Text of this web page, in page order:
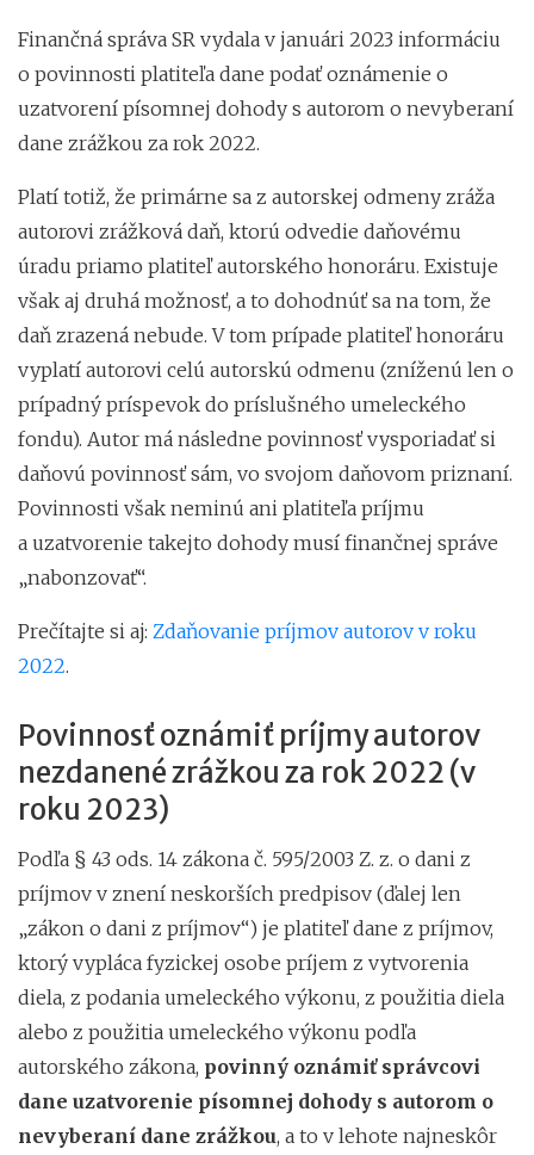
Finančná správa SR vydala v januári 2023 informáciu
o povinnosti platiteľa dane podať oznámenie o
uzatvorení písomnej dohody s autorom o nevyberaní
dane zrážkou za rok 2022.
Platí totiž, že primárne sa z autorskej odmeny zráža
autorovi zrážková daň, ktorú odvedie daňovému
úradu priamo platiteľ autorského honoráru. Existuje
však aj druhá možnosť, a to dohodnúť sa na tom, že
daň zrazená nebude. V tom prípade platiteľ honoráru
vyplatí autorovi celú autorskú odmenu (zníženú len o
prípadný príspevok do príslušného umeleckého
fondu). Autor má následne povinnosť vysporiadať si
daňovú povinnosť sám, vo svojom daňovom priznaní.
Povinnosti však neminú ani platiteľa príjmu
a uzatvorenie takejto dohody musí finančnej správe
„nabonzovať“.
Prečítajte si aj: Zdaňovanie príjmov autorov v roku
2022.
Povinnosť oznámiť príjmy autorov
nezdanené zrážkou za rok 2022 (v
roku 2023)
Podľa § 43 ods. 14 zákona č. 595/2003 Z. z. o dani z
príjmov v znení neskorších predpisov (ďalej len
„zákon o dani z príjmov“) je platiteľ dane z príjmov,
ktorý vypláca fyzickej osobe príjem z vytvorenia
diela, z podania umeleckého výkonu, z použitia diela
alebo z použitia umeleckého výkonu podľa
autorského zákona, povinný oznámiť správcovi
dane uzatvorenie písomnej dohody s autorom o
nevyberaní dane zrážkou, a to v lehote najneskôr